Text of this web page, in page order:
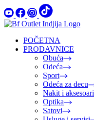
POČETNA
PRODAVNICE
Obuća
Odeća
Sport
Odeća za decu
Nakit i aksesoari
Optika
Satovi